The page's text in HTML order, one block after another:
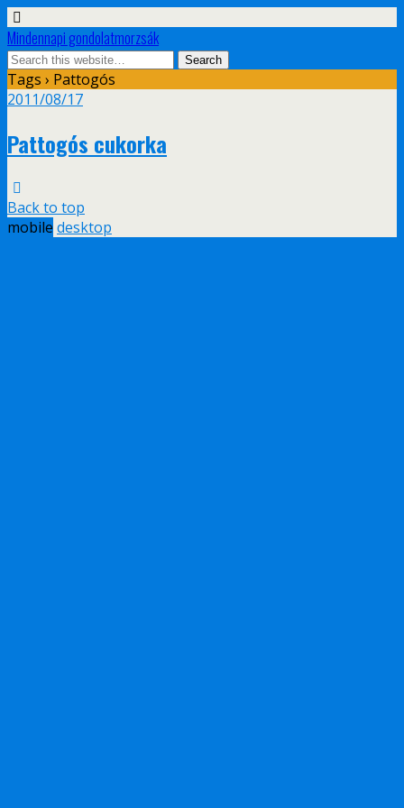
Mindennapi gondolatmorzsák
Tags › Pattogós
2011/08/17
Pattogós cukorka
Back to top
mobile desktop